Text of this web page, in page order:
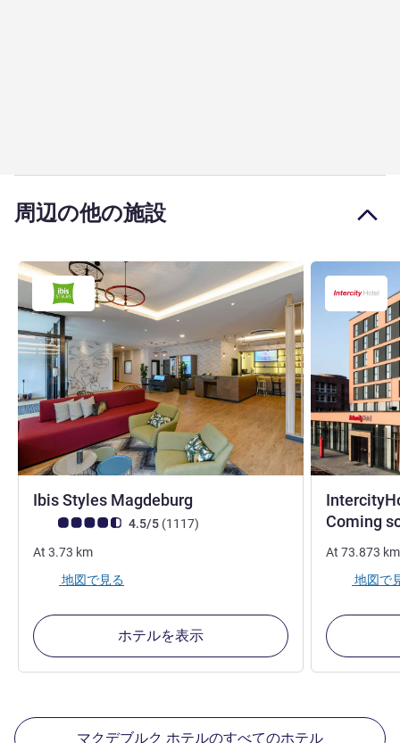
周辺の他の施設
Ibis Styles Magdeburg
お客さまの声 (確認済みレビュー アコーホテルズ)
4.5/5 (1117件のレビュー
)
At 3.73 km
地図で見る
ホテルを表示
Coming
At 73.873 km
地図で
マクデブルク ホテルのすべてのホテル